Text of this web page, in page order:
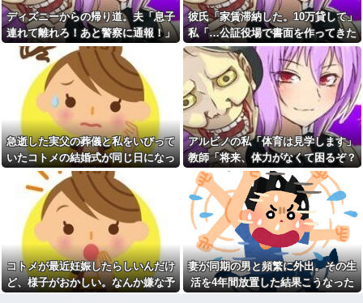
を止めるため動いた結果…
嫁が新婚当時の不倫を自白し
てきた。娘は相手の子かもしれ
ないそうで俺と娘が他人なら男
女の関係になるかもしれないと
不安だったそうで…
高齢独身彼女無しなのが不思
議ってよく言われるけど、女と
人付き合いとかめんどくさすぎ
る
20年くらい前だけど当時お付
き合いがあった仲間が神社に赤
いものを身につけちゃいけない
と言ってた
【衝撃】ジャンポケ斉藤の妻
さん、夫の求刑7年翌日に
Instagram更新しSNS民をザワつ
かせてしまう…
【悲報】昨日の銀だこ、８８
人しか買えない８８円に大行列
をなす都民コチラ・・・
【画像】セブンイレブンのバ
イト「AIにちいかわの画像を食
サンが煙草吸い出して顔に煙き
たから払ったら口論に……先輩
「煙払うのは喧嘩売ってるよう
なもんw」私「納得いかん…」
柿の種、以前は柿の種のピー
ナッツの方が好きだった
【驚愕】旦那が姪を妊娠させ
てた！？離婚後の修羅場がヤバ
すぎるｗｗｗｗ
新卒の時に受けた会社の面接
で、趣味と地元の話だけして採
用された
商売傾いた義実家のローンを
半額負担中の我が家…「家を買
って」と調子に乗るトメに住む
場所がなくなる未来を教えてあ
げた結果←息根を止める返しで
スカッとｗ
統合失調症って何がどうヤバ
いの？「現実」と「妄想」の境
界が崩れるってマジ？
【画像】最新の浜辺美波さ
ん、ガチのマジで可愛過ぎてワ
ディズニーからの帰り道。夫「息子
連れて離れろ！あと警察に通報！」
私「助けて！」駅員「どうしまし
た！？」→トンデモナイことに…
彼氏「家賃滞納した。10万貸して」
私「…公証役場で書面を作ってきた
ら考える」→結果・・・
急逝した実父の葬儀と私をいびって
いたコトメの結婚式が同じ日になっ
てしまった。無理にでも来いと言わ
れてしまい...
アルビノの私「体育は見学します」
教師「将来、体力がなくて困るぞ？
我慢して走れ！」→結果、膝を痛め
て・・・
コトメが最近妊娠したらしいんだけ
ど、様子がおかしい。なんか嫌な予
妻が同期の男と頻繁に外出。その生
活を4年間放置した結果こうなった